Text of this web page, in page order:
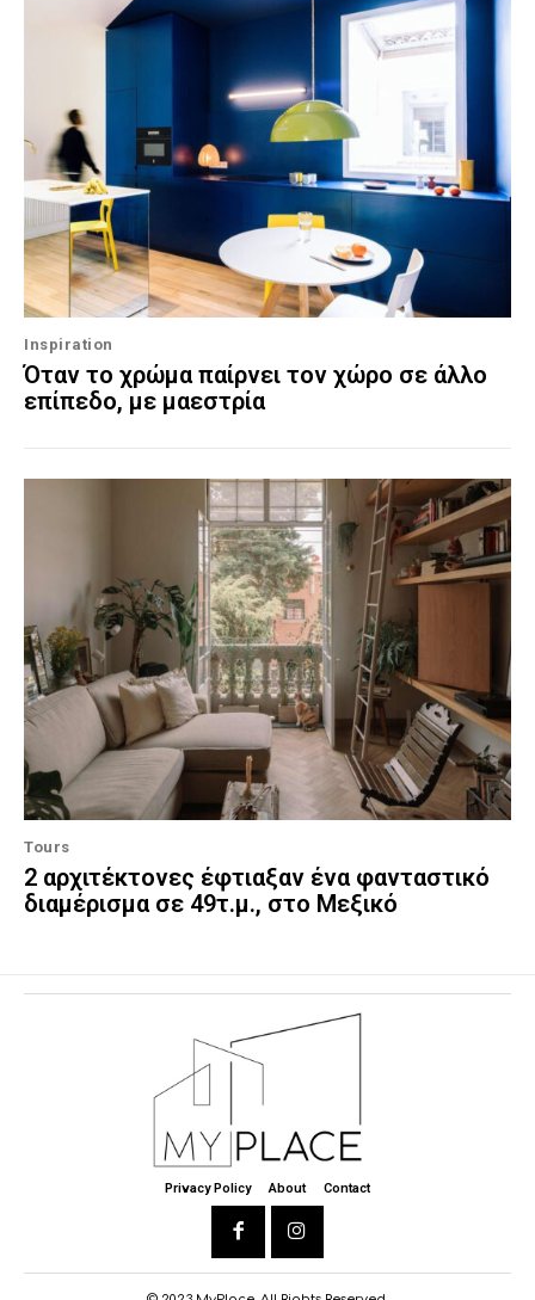
Inspiration
Όταν το χρώμα παίρνει τον χώρο σε άλλο
επίπεδο, με μαεστρία
Tours
2 αρχιτέκτονες έφτιαξαν ένα φανταστικό
διαμέρισμα σε 49τ.μ., στο Μεξικό
Privacy Policy About Contact